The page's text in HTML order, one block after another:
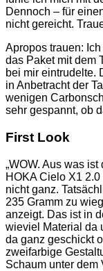
Dennoch – für
nicht gereicht.
Apropos trauen:
das Paket mit dem
bei mir eintrudelte.
in Anbetracht der
wenigen
sehr gespannt, ob
First Look
„WOW. Aus was
HOKA Cielo X1
nicht ganz.
235 Gramm zu
anzeigt. Das ist in
wieviel Material da
da ganz geschickt
zweifarbige
Schaum unter dem